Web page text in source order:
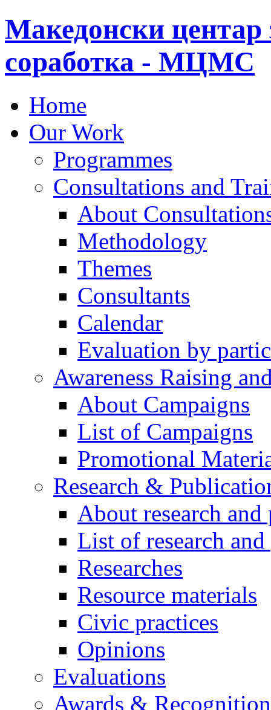
Македонски центар
соработка - МЦМС
Home
Our Work
Programmes
Consultations and
About
Methodology
Themes
Consultants
Calendar
Evaluation by
Awareness Raising
About Campaigns
List of Campaigns
Promotional
Research &
About research
List of research
Researches
Resource materials
Civic practices
Opinions
Evaluations
Awards &